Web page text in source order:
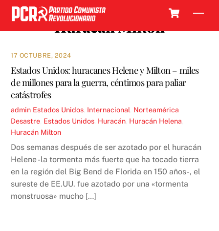
Skip
content
Huracán Milton
17 OCTUBRE, 2024
Estados Unidos: huracanes Helene y Milton – miles
de millones para la guerra, céntimos para paliar
catástrofes
admin Estados Unidos Internacional Norteamérica
Desastre Estados Unidos Huracán Huracán Helena
Huracán Milton
Dos semanas después de ser azotado por el huracán
Helene -la tormenta más fuerte que ha tocado tierra
en la región del Big Bend de Florida en 150 años-, el
sureste de EE.UU. fue azotado por una «tormenta
monstruosa» mucho […]